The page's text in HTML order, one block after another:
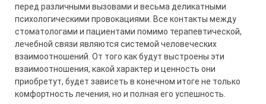
перед различными вызовами и весьма деликатными
психологическими провокациями. Все контакты между
стоматологами и пациентами помимо терапевтической,
лечебной связи являются системой человеческих
взаимоотношений. От того как будут выстроены эти
взаимоотношения, какой характер и ценность они
приобретут, будет зависеть в конечном итоге не только
комфортность лечения, но и полная его успешность.